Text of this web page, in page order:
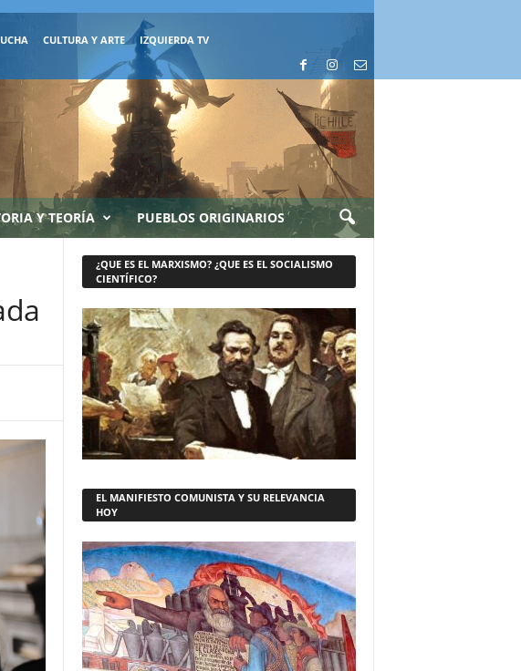
CULTURA Y ARTE IZQUIERDA TV
Y TEORÍA PUEBLOS ORIGINARIOS
¿QUE ES EL MARXISMO? ¿QUE ES EL SOCIALISMO
CIENTÍFICO?
EL MANIFIESTO COMUNISTA Y SU RELEVANCIA
HOY